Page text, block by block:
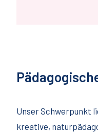
Unser Schwerpunkt
kreative,